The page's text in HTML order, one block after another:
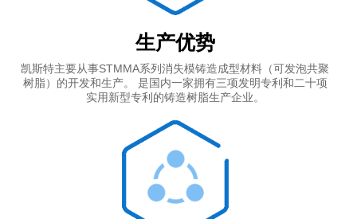
生产优势
凯斯特主要从事STMMA系列消失模铸造成型材料（可发泡共聚
树脂）的开发和生产。 是国内一家拥有三项发明专利和二十项
实用新型专利的铸造树脂生产企业。